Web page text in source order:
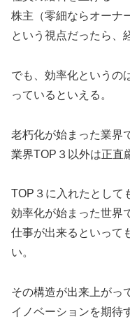
株主（零細ならオーナ
という視点だったら、
でも、効率化というの
っているといえる。
老朽化が始まった業界
業界TOP３以外は正直
TOP３に入れたとして
効率化が始まった世界
仕事が出来るといって
い。
その構造が出来上がっ
イノベーションを期待